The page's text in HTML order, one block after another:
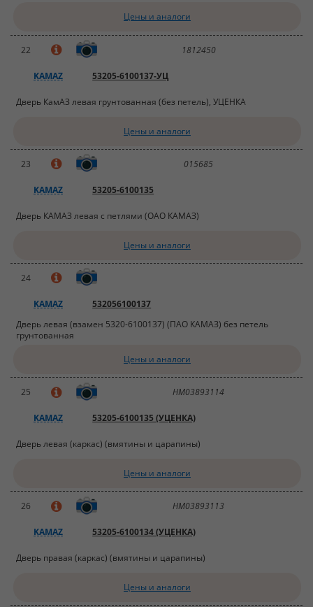
Цены и аналоги
22 1812450
KAMAZ 53205-6100137-УЦ
Дверь КамАЗ левая грунтованная (без петель), УЦЕНКА
Цены и аналоги
23 015685
KAMAZ 53205-6100135
Дверь КАМАЗ левая с петлями (ОАО КАМАЗ)
Цены и аналоги
24
KAMAZ
532056100137
Дверь левая (взамен 5320-6100137) (ПАО КАМАЗ) без петель
грунтованная
Цены и аналоги
25 НМ03893114
KAMAZ 53205-6100135 (УЦЕНКА)
Дверь левая (каркас) (вмятины и царапины)
Цены и аналоги
26 НМ03893113
KAMAZ 53205-6100134 (УЦЕНКА)
Дверь правая (каркас) (вмятины и царапины)
Цены и аналоги